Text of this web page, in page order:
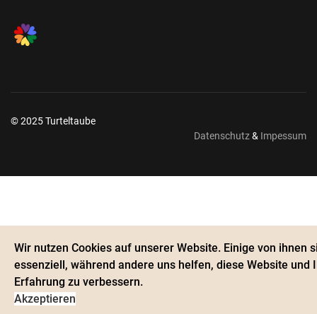
© 2025 Turteltaube
Datenschutz& Impessum
Wir nutzen Cookies auf unserer Website. Einige von ihnen
essenziell, während andere uns helfen, diese Website und
Erfahrung zu verbessern.
Akzeptieren